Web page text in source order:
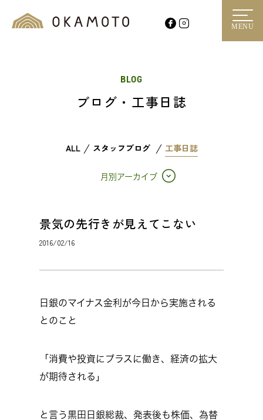
MENU
BLOG
ブログ・工事日誌
ALL スタッフブログ 工事日誌
月別アーカイブ
景気の先行きが見えてこない
2016/02/16
日銀のマイナス金利が今日から実施される
とのこと
「消費や投資にプラスに働き、経済の拡大
が期待される」
と言う黒田日銀総裁、発表後も株価、為替